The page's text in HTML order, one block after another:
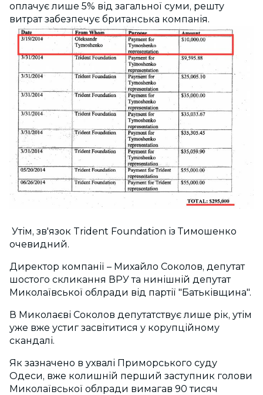
оплачує лише 5% від загальної суми, решту
витрат забезпечує британська компанія.
Утім, зв'язок Trident Foundation із Тимошенко
очевидний.
Директор компанії – Михайло Соколов, депутат
шостого скликання ВРУ та нинішній депутат
Миколаївської облради від партії "Батьківщина".
В Миколаєві Соколов депутатствує лише рік, утім
уже вже устиг засвітитися у корупційному
скандалі.
Як зазначено в ухвалі Приморського суду
Одеси, вже колишній перший заступник голови
Миколаївської облради вимагав 90 тисяч